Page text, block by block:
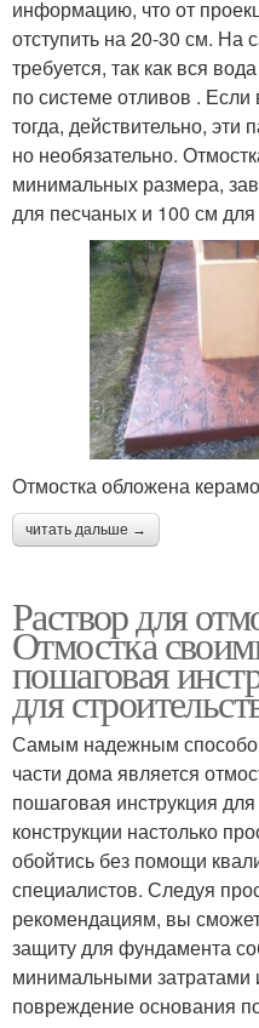
информацию, что от
отступить на 20-30 см. На
требуется, так как вся
по системе отливов .
тогда, действительно,
но необязательно.
минимальных размера,
для песчаных и 100 см для
Отмостка обложена
читать дальше →
Раствор для
Отмостка
пошаговая
для
Самым надежным
части дома является
пошаговая инструкция
конструкции настолько
обойтись без помощи
специалистов. Следуя
рекомендациям, вы
защиту для фундамента
минимальными затратами
повреждение основания